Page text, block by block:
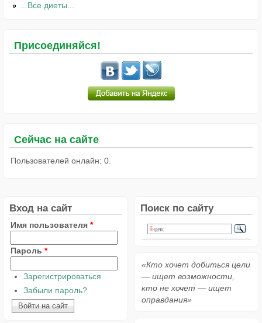
...Все диеты...
Присоединяйся!
Сейчас на сайте
Пользователей онлайн: 0.
Вход на сайт
Имя пользователя *
Пароль *
Зарегистрироваться
Забыли пароль?
Поиск по сайту
«Кто хочет добиться цели
— ищет возможности,
кто не хочет — ищет
оправдания»